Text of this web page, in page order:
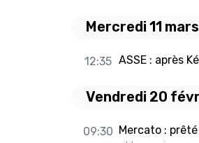
Mercredi 11
12:35 ASSE : après
Vendredi 20
09:30 Mercato :